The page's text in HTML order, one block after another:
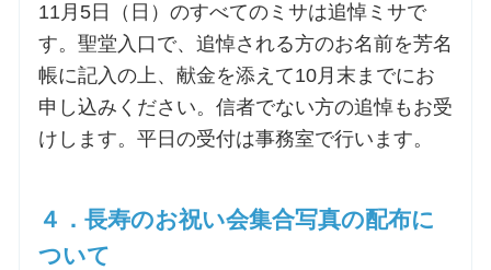
11月5日（日）のすべてのミサは追悼ミサで
す。聖堂入口で、追悼される方のお名前を芳名
帳に記入の上、献金を添えて10月末までにお
申し込みください。信者でない方の追悼もお受
けします。平日の受付は事務室で行います。
４．長寿のお祝い会集合写真の配布に
ついて